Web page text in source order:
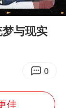
王艺迪2-4不敌张本美和止步4强
上门女婿出轨女邻居多年被判重婚罪
04:22
与现实
0
佳